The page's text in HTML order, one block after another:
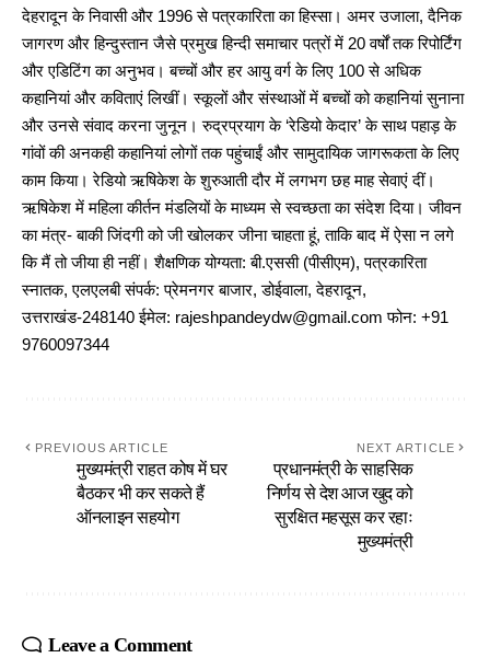
देहरादून के निवासी और 1996 से पत्रकारिता का हिस्सा। अमर उजाला, दैनिक
जागरण और हिन्दुस्तान जैसे प्रमुख हिन्दी समाचार पत्रों में 20 वर्षों तक रिपोर्टिंग
और एडिटिंग का अनुभव। बच्चों और हर आयु वर्ग के लिए 100 से अधिक
कहानियां और कविताएं लिखीं। स्कूलों और संस्थाओं में बच्चों को कहानियां सुनाना
और उनसे संवाद करना जुनून। रुद्रप्रयाग के ‘रेडियो केदार’ के साथ पहाड़ के
गांवों की अनकही कहानियां लोगों तक पहुंचाईं और सामुदायिक जागरूकता के लिए
काम किया। रेडियो ऋषिकेश के शुरुआती दौर में लगभग छह माह सेवाएं दीं।
ऋषिकेश में महिला कीर्तन मंडलियों के माध्यम से स्वच्छता का संदेश दिया। जीवन
का मंत्र- बाकी जिंदगी को जी खोलकर जीना चाहता हूं, ताकि बाद में ऐसा न लगे
कि मैं तो जीया ही नहीं। शैक्षणिक योग्यता: बी.एससी (पीसीएम), पत्रकारिता
स्नातक, एलएलबी संपर्क: प्रेमनगर बाजार, डोईवाला, देहरादून,
उत्तराखंड-248140 ईमेल: rajeshpandeydw@gmail.com फोन: +91
9760097344
PREVIOUS ARTICLE
मुख्यमंत्री राहत कोष में घर
बैठकर भी कर सकते हैं
ऑनलाइन सहयोग
NEXT ARTICLE
प्रधानमंत्री के साहसिक
निर्णय से देश आज खुद को
सुरक्षित महसूस कर रहाः
मुख्यमंत्री
Leave a Comment